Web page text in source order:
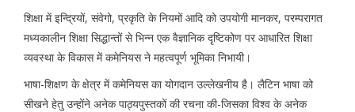
शिक्षा में इन्द्रियों, संवेगो, प्रकृति के नियमों आदि को उपयोगी मानकर, परम्परागत
मध्यकालीन शिक्षा सिद्धान्तों से भिन्न एक वैज्ञानिक दृष्टिकोण पर आधारित शिक्षा
व्यवस्था के विकास में कमेनियस ने महत्वपूर्ण भूमिका निभायी।
भाषा-शिक्षण के क्षेत्र में कमेनियस का योगदान उल्लेखनीय है। लैटिन भाषा को
सीखने हेतु उन्होंने अनेक पाठ्यपुस्तकों की रचना की-जिसका विश्व के अनेक